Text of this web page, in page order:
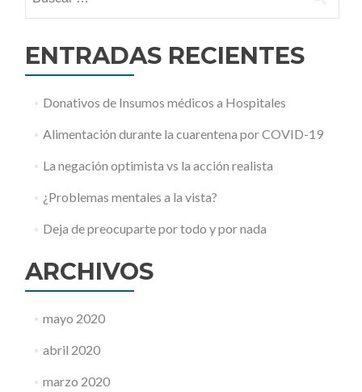
ENTRADAS RECIENTES
Donativos de Insumos médicos a Hospitales
Alimentación durante la cuarentena por COVID-19
La negación optimista vs la acción realista
¿Problemas mentales a la vista?
Deja de preocuparte por todo y por nada
ARCHIVOS
mayo 2020
abril 2020
marzo 2020